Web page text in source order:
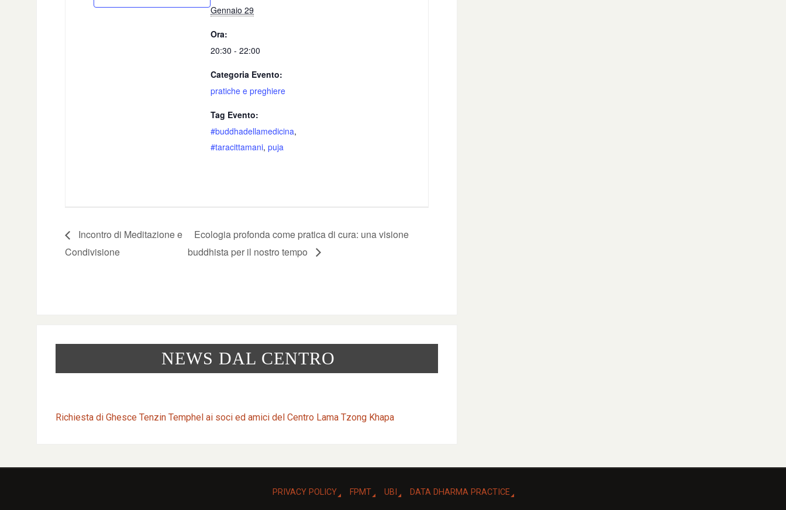
Gennaio 29
Ora:
20:30 - 22:00
Categoria Evento:
pratiche e preghiere
Tag Evento:
#buddhadellamedicina,
#taracittamani, puja
Incontro di Meditazione e
Condivisione
Ecologia profonda come pratica di cura: una visione
buddhista per il nostro tempo
NEWS DAL CENTRO
Richiesta di Ghesce Tenzin Temphel ai soci ed amici del Centro Lama Tzong Khapa
PRIVACY POLICY FPMT UBI DATA DHARMA PRACTICE